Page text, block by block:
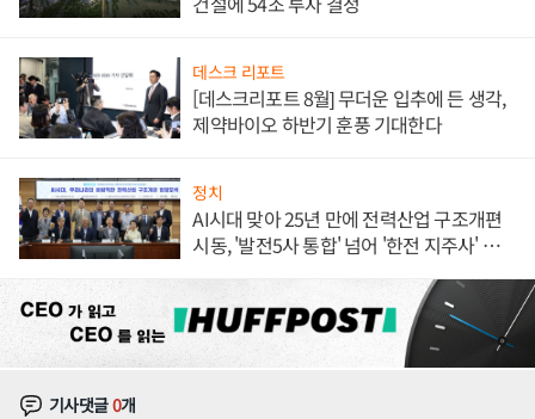
데스크 리포트
[데스크리포트 8월] 무더운 입추에 든 생각,
제약바이오 하반기 훈풍 기대한다
정치
AI시대 맞아 25년 만에 전력산업 구조개편
시동, '발전5사 통합' 넘어 '한전 지주사' 재편
기사댓글0개